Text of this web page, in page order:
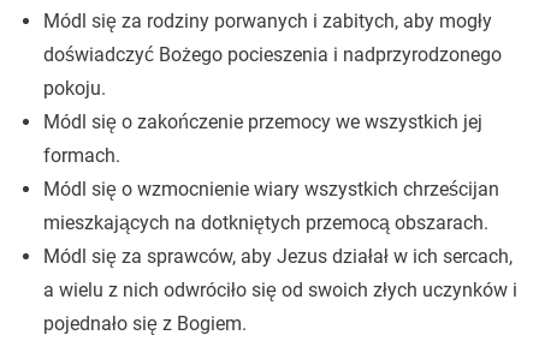
Módl się za rodziny porwanych i zabitych, aby mogły
doświadczyć Bożego pocieszenia i nadprzyrodzonego
pokoju.
Módl się o zakończenie przemocy we wszystkich jej
formach.
Módl się o wzmocnienie wiary wszystkich chrześcijan
mieszkających na dotkniętych przemocą obszarach.
Módl się za sprawców, aby Jezus działał w ich sercach,
a wielu z nich odwróciło się od swoich złych uczynków i
pojednało się z Bogiem.